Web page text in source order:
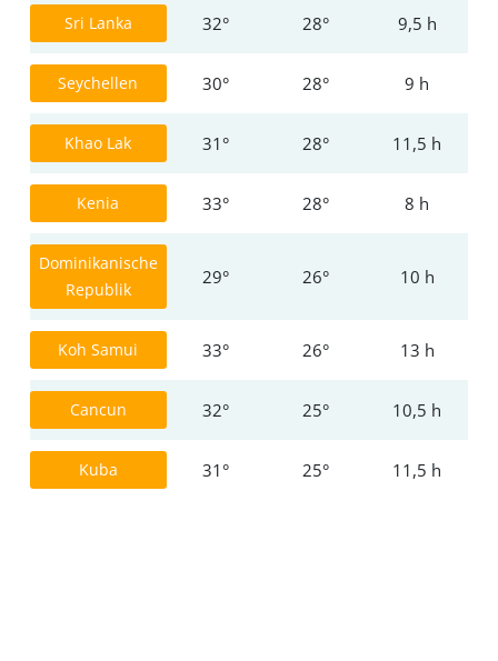
Sri Lanka 32° 28° 9,5 h
Seychellen 30° 28° 9 h
Khao Lak 31° 28° 11,5 h
Kenia 33° 28° 8 h
Dominikanische
Republik
29° 26° 10 h
Koh Samui 33° 26° 13 h
Cancun 32° 25° 10,5 h
Kuba 31° 25° 11,5 h